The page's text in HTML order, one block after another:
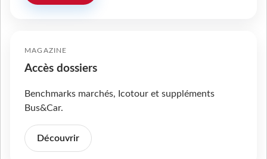
MAGAZINE
Accès dossiers
Benchmarks marchés, Icotour et suppléments
Bus&Car.
Découvrir